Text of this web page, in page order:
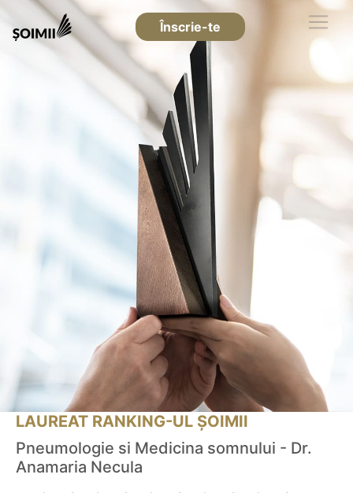
Înscrie-te
LAUREAT RANKING-UL ȘOIMII
Pneumologie si Medicina somnului - Dr.
Anamaria Necula